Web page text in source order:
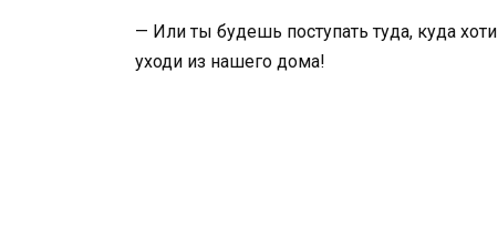
— Или ты будешь поступать туда, куда
уходи из нашего дома!